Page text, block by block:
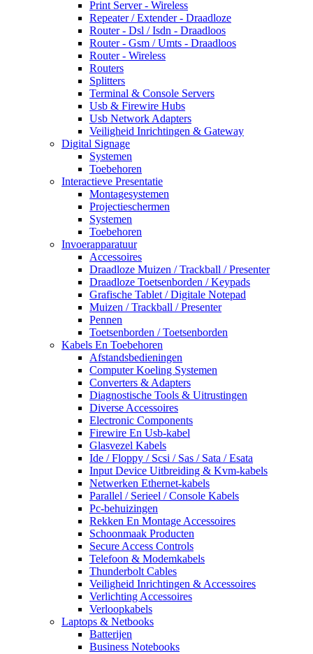
Print Server - Wireless
Repeater / Extender - Draadloze
Router - Dsl / Isdn - Draadloos
Router - Gsm / Umts - Draadloos
Router - Wireless
Routers
Splitters
Terminal & Console Servers
Usb & Firewire Hubs
Usb Network Adapters
Veiligheid Inrichtingen & Gateway
Digital Signage
Systemen
Toebehoren
Interactieve Presentatie
Montagesystemen
Projectieschermen
Systemen
Toebehoren
Invoerapparatuur
Accessoires
Draadloze Muizen / Trackball / Presenter
Draadloze Toetsenborden / Keypads
Grafische Tablet / Digitale Notepad
Muizen / Trackball / Presenter
Pennen
Toetsenborden / Toetsenborden
Kabels En Toebehoren
Afstandsbedieningen
Computer Koeling Systemen
Converters & Adapters
Diagnostische Tools & Uitrustingen
Diverse Accessoires
Electronic Components
Firewire En Usb-kabel
Glasvezel Kabels
Ide / Floppy / Scsi / Sas / Sata / Esata
Input Device Uitbreiding & Kvm-kabels
Netwerken Ethernet-kabels
Parallel / Serieel / Console Kabels
Pc-behuizingen
Rekken En Montage Accessoires
Schoonmaak Producten
Secure Access Controls
Telefoon & Modemkabels
Thunderbolt Cables
Veiligheid Inrichtingen & Accessoires
Verlichting Accessoires
Verloopkabels
Laptops & Netbooks
Batterijen
Business Notebooks